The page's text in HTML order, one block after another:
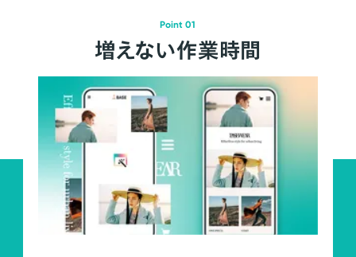
Point 01
増えない作業時間